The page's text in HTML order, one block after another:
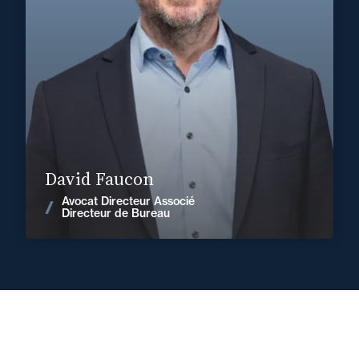
David Faucon
Avocat Directeur Associé
Directeur de Bureau
+33 2 33 88 36 36
david.faucon@fidal.com
Voir les actualités